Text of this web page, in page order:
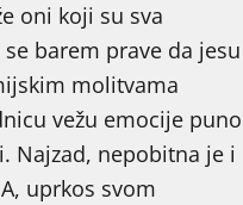
oni koji su sva
barem prave da jesu
molitvama
vežu emocije puno
Najzad, nepobitna je i
uprkos svom